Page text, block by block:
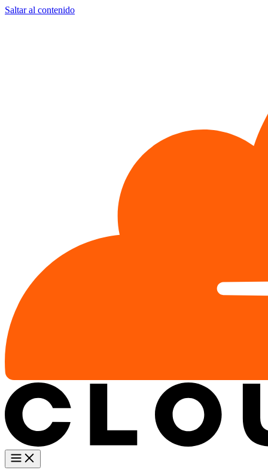
Saltar al contenido